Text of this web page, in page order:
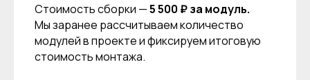
Стоимость сборки —5 500 ₽ за модуль.
Мы заранее рассчитываем количество
модулей в проекте и фиксируем итоговую
стоимость монтажа.